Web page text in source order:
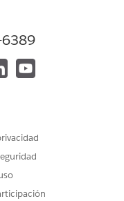
Gestión de incidentes
gestionar incidentes,
proporciona
rápida y un
su equipo de asistencia a
esta función
empezar a trabajar.